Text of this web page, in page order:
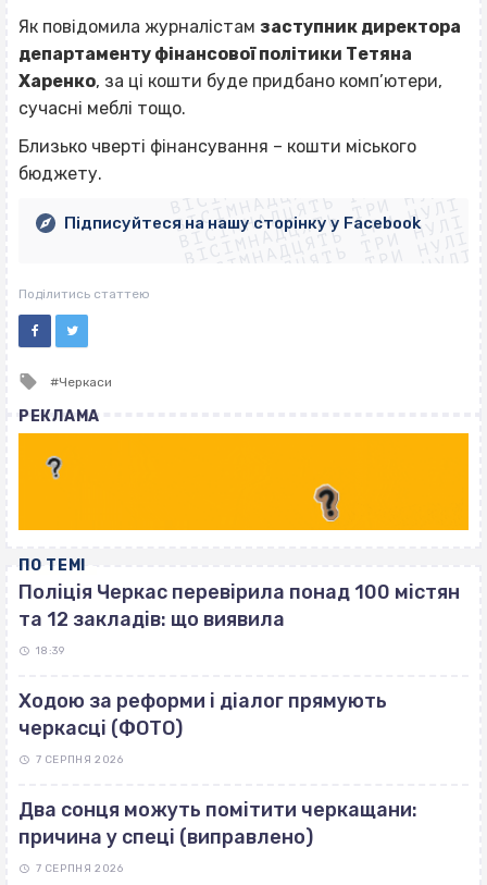
Як повідомила журналістам заступник директора
департаменту фінансової політики Тетяна
Харенко, за ці кошти буде придбано комп’ютери,
сучасні меблі тощо.
Близько чверті фінансування – кошти міського
бюджету.
ВІСІМНАДЦЯТЬ ТРИ НУЛІ
ВІСІМНАДЦЯТЬ ТРИ НУЛІ
ВІСІМНАДЦЯТЬ ТРИ НУЛІ
ВІСІМНАДЦЯТЬ ТРИ НУЛІ
ВІСІМНАДЦЯТЬ ТРИ НУЛІ
ВІСІМНАДЦЯТЬ ТРИ НУЛІ
ВІСІМНАДЦЯТЬ ТРИ НУЛІ
ВІСІМНАДЦЯТЬ ТРИ НУЛІ
Підписуйтеся на нашу сторінку у Facebook
Поділитись статтею
Tagged
Черкаси
РЕКЛАМА
ПО ТЕМІ
Поліція Черкас перевірила понад 100 містян
та 12 закладів: що виявила
18:39
Ходою за реформи і діалог прямують
черкасці (ФОТО)
7 СЕРПНЯ 2026
Два сонця можуть помітити черкащани:
причина у спеці (виправлено)
7 СЕРПНЯ 2026